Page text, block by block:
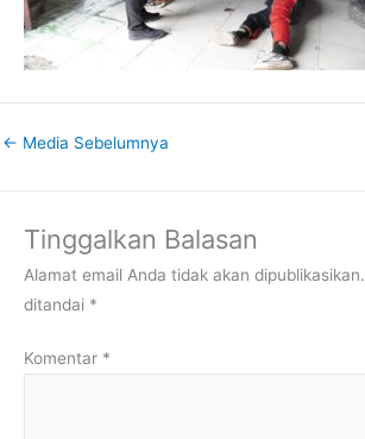
← Media Sebelumnya
Tinggalkan Balasan
Alamat email Anda tidak akan dipublikasikan.
ditandai *
Komentar *